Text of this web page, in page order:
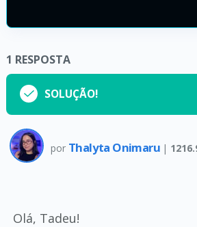
1 RESPOSTA
SOLUÇÃO!
por Thalyta Onimaru |
Olá, Tadeu!